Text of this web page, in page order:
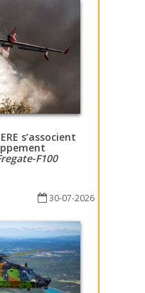
s’associent
F100
30-07-2026